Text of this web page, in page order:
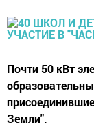
Почти 50 кВт
Земли".